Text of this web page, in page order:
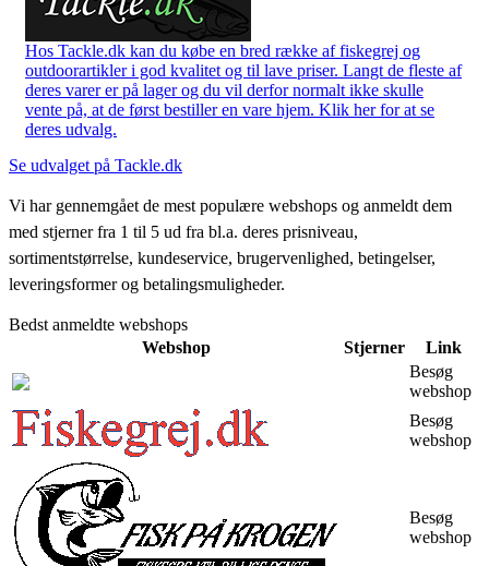
Hos Tackle.dk kan du købe en bred række af fiskegrej og
outdoorartikler i god kvalitet og til lave priser. Langt de fleste af
deres varer er på lager og du vil derfor normalt ikke skulle
vente på, at de først bestiller en vare hjem. Klik her for at se
deres udvalg.
Se udvalget på Tackle.dk
Vi har gennemgået de mest populære webshops og anmeldt dem
med stjerner fra 1 til 5 ud fra bl.a. deres prisniveau,
sortimentstørrelse, kundeservice, brugervenlighed, betingelser,
leveringsformer og betalingsmuligheder.
Bedst anmeldte webshops
Webshop
Stjerner
Link
Besøg
webshop
Besøg
webshop
Besøg
webshop